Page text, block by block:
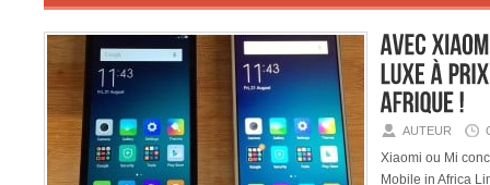
AUTEUR
Xiaomi ou Mi
Mobile in Africa